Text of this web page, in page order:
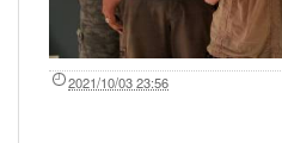
2021/10/03 23:56